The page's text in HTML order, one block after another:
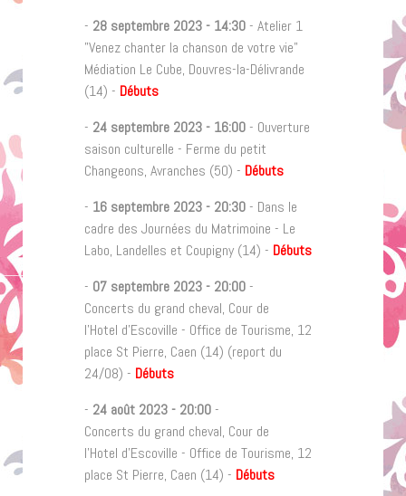
- 28 septembre 2023 - 14:30 - Atelier 1
"Venez chanter la chanson de votre vie"
Médiation Le Cube, Douvres-la-Délivrande
(14) - Débuts
- 24 septembre 2023 - 16:00 - Ouverture
saison culturelle - Ferme du petit
Changeons, Avranches (50) - Débuts
- 16 septembre 2023 - 20:30 - Dans le
cadre des Journées du Matrimoine - Le
Labo, Landelles et Coupigny (14) - Débuts
- 07 septembre 2023 - 20:00 -
Concerts du grand cheval, Cour de
l'Hotel d'Escoville - Office de Tourisme, 12
place St Pierre, Caen (14) (report du
24/08) - Débuts
- 24 août 2023 - 20:00 -
Concerts du grand cheval, Cour de
l'Hotel d'Escoville - Office de Tourisme, 12
place St Pierre, Caen (14) - Débuts